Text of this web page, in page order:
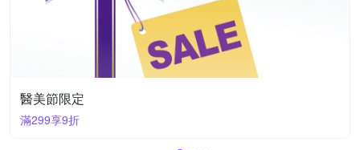
醫美節限定
滿299享9折